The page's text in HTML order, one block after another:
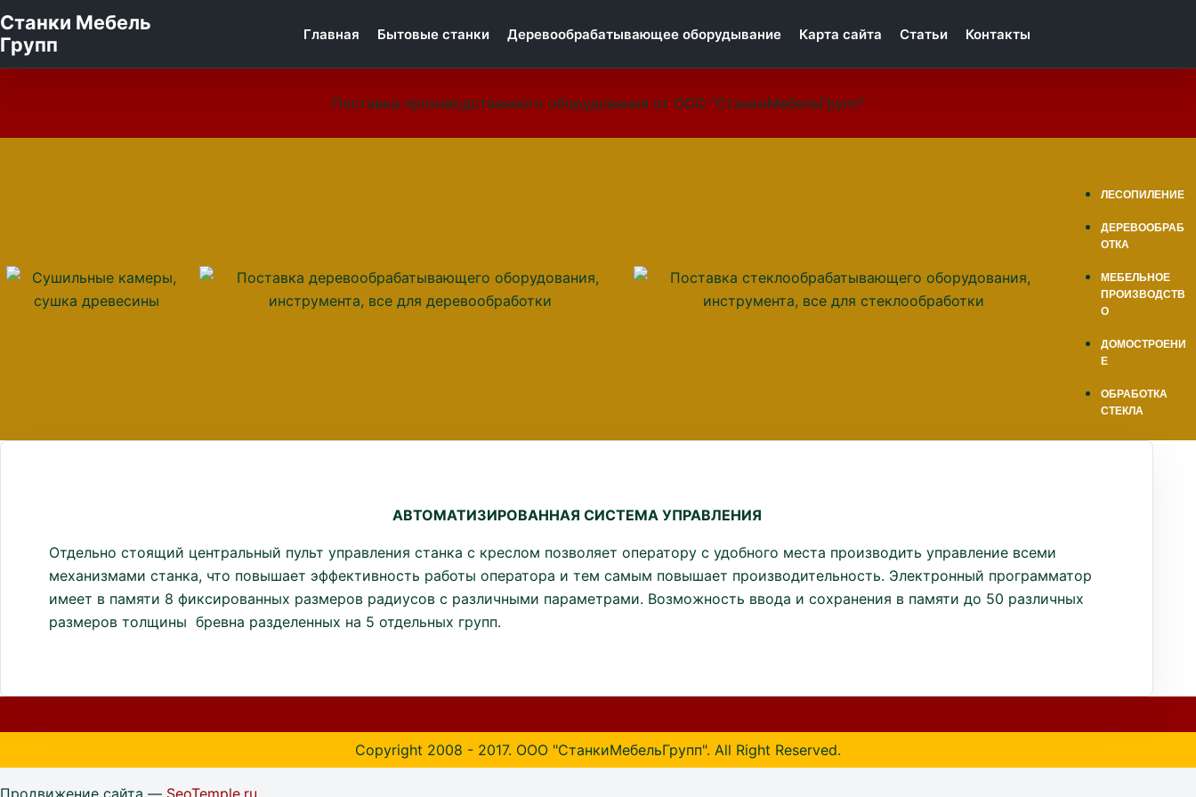
Станки Мебель
Групп
Главная Бытовые станки Деревообрабатывающее оборудывание Карта сайта Статьи Контакты
Поставка производственного оборудования от ООО "СтанкиМебельГрупп"
ЛЕСОПИЛЕНИЕ
ДЕРЕВООБРАБ
ОТКА
МЕБЕЛЬНОЕ
ПРОИЗВОДСТВ
О
ДОМОСТРОЕНИ
Е
ОБРАБОТКА
СТЕКЛА
АВТОМАТИЗИРОВАННАЯ СИСТЕМА УПРАВЛЕНИЯ
Отдельно стоящий центральный пульт управления станка с креслом позволяет оператору с удобного места производить управление всеми
механизмами станка, что повышает эффективность работы оператора и тем самым повышает производительность. Электронный программатор
имеет в памяти 8 фиксированных размеров радиусов с различными параметрами. Возможность ввода и сохранения в памяти до 50 различных
размеров толщины бревна разделенных на 5 отдельных групп.
Copyright 2008 - 2017. ООО "СтанкиМебельГрупп". All Right Reserved.
Продвижение сайта — SeoTemple.ru